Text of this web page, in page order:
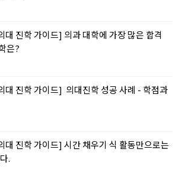
대 진학 가이드] 의과 대학에 가장 많은 합격
은?
대 진학 가이드] 의대진학 성공 사례 - 학점과
대 진학 가이드] 시간 채우기 식 활동만으로는
.